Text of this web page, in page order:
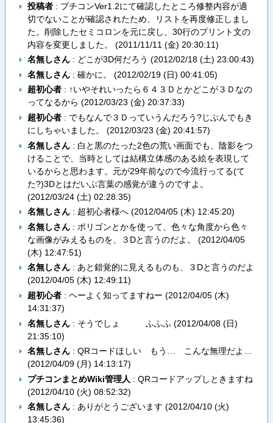
投稿者: プチコンVer1.2にて確認したところ修整内容が適
切でないことが確認されたため、リストを再度修正しまし
た。削除したセミコロンを元に戻し、30行のプリント文の
内容を変更しました。 (2011/11/11 (金) 20:30:11)
名無しさん: どこが3D何だろう (2012/02/18 (土) 23:00:43)
名無しさん: 確かに。 (2012/02/19 (日) 00:41:05)
超初心者: ↑いやそれいったら６４３Ｄとかどこが３Ｄなの
ってなるから (2012/03/23 (金) 20:37:33)
超初心者: でもなんで３Ｄっていうんだろう?じぶんでもき
にしちゃいました。 (2012/03/23 (金) 20:41:57)
名無しさん: 白と黒のたった2色の荒い画面でも、陰影をつ
けることで、当時としては結構立体感のある絵を表現して
いるからと思わます。元が29年前なので今流行ってる(て
た?)3Dとはだいぶ言葉の感覚が違うのですよ。
(2012/03/24 (土) 02:28:35)
名無しさん: 超初心者様へ (2012/04/05 (木) 12:45:20)
名無しさん: ポリゴンとかを使って、色々な角度から色々
な画像がみえるものを、３Dと言うのだよ。 (2012/04/05
(木) 12:47:51)
名無しさん: あと錯覚的に見えるものも、３Dと言うのだよ
(2012/04/05 (木) 12:49:11)
超初心者: ヘーよく知ってますねー (2012/04/05 (木)
14:31:37)
名無しさん: そうでしょ ふふふ (2012/04/08 (日)
21:35:10)
名無しさん: QRコードほしい もう… こんな無理だよ…
(2012/04/09 (月) 14:13:17)
プチコンまとめWiki管理人 : QRコードアップしときますね
(2012/04/10 (火) 08:52:32)
名無しさん: ありがとうございます (2012/04/10 (火)
13:45:36)